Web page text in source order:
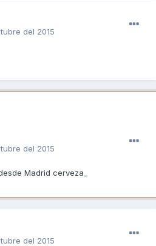
del 2015
del 2015
Madrid cerveza_
del 2015